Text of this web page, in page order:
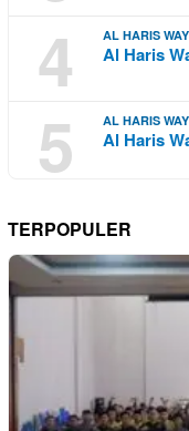
4
AL HARIS
Al Haris
5 AL HARIS
Al Haris
TERPOPULER